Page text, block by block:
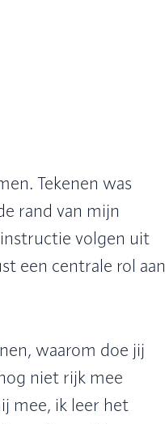
Tekenen was
rand van mijn
volgen uit
een centrale rol aan
waarom doe jij
niet rijk mee
mee, ik leer het